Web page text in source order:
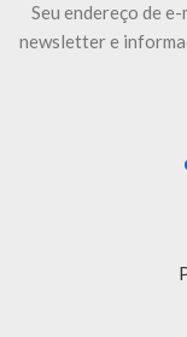
Seu endereço de
newsletter e